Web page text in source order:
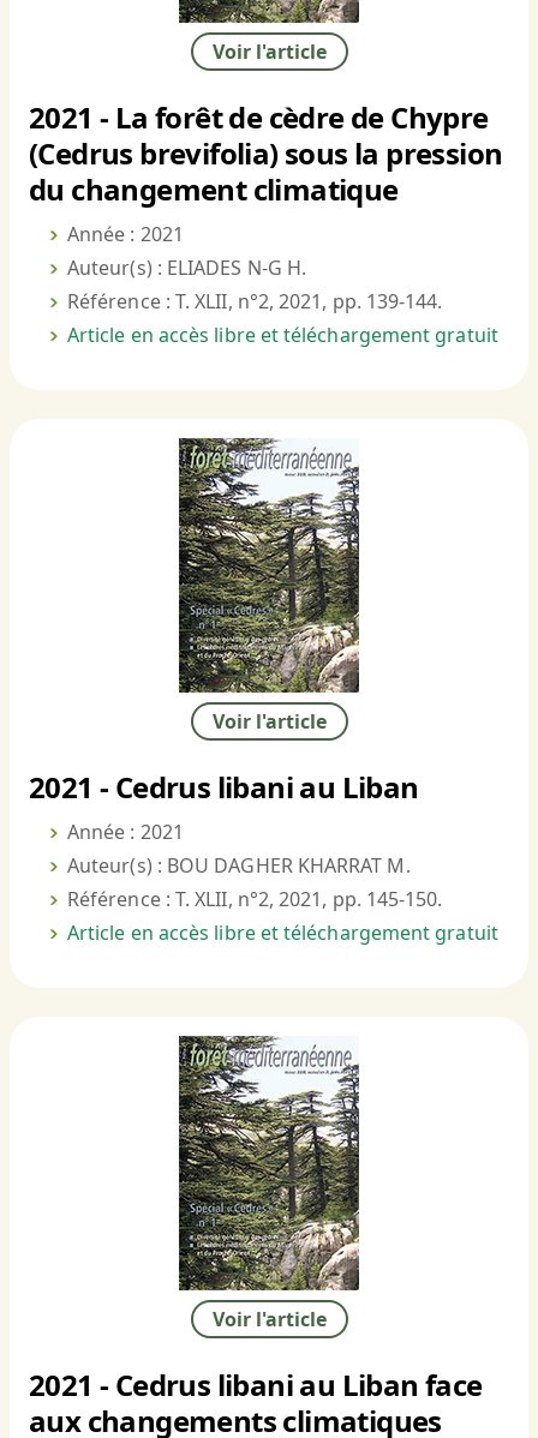
Voir l'article
2021 - La forêt de cèdre de Chypre
(Cedrus brevifolia) sous la pression
du changement climatique
Année : 2021
Auteur(s) : ELIADES N-G H.
Référence : T. XLII, n°2, 2021, pp. 139-144.
Article en accès libre et téléchargement gratuit
Voir l'article
2021 - Cedrus libani au Liban
Année : 2021
Auteur(s) : BOU DAGHER KHARRAT M.
Référence : T. XLII, n°2, 2021, pp. 145-150.
Article en accès libre et téléchargement gratuit
Voir l'article
2021 - Cedrus libani au Liban face
aux changements climatiques